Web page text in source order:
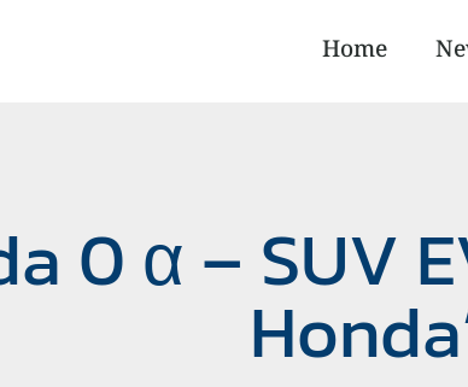
Home
0 α – SUV